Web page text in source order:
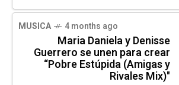
MUSICA 4 months ago
Maria Daniela y Denisse
Guerrero se unen para crear
“Pobre Estúpida (Amigas y
Rivales Mix)"